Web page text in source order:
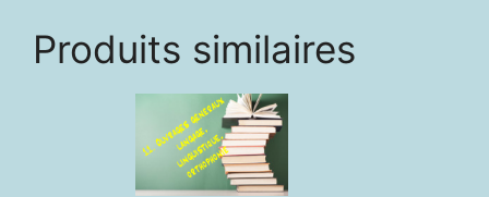
des
Produits similaires